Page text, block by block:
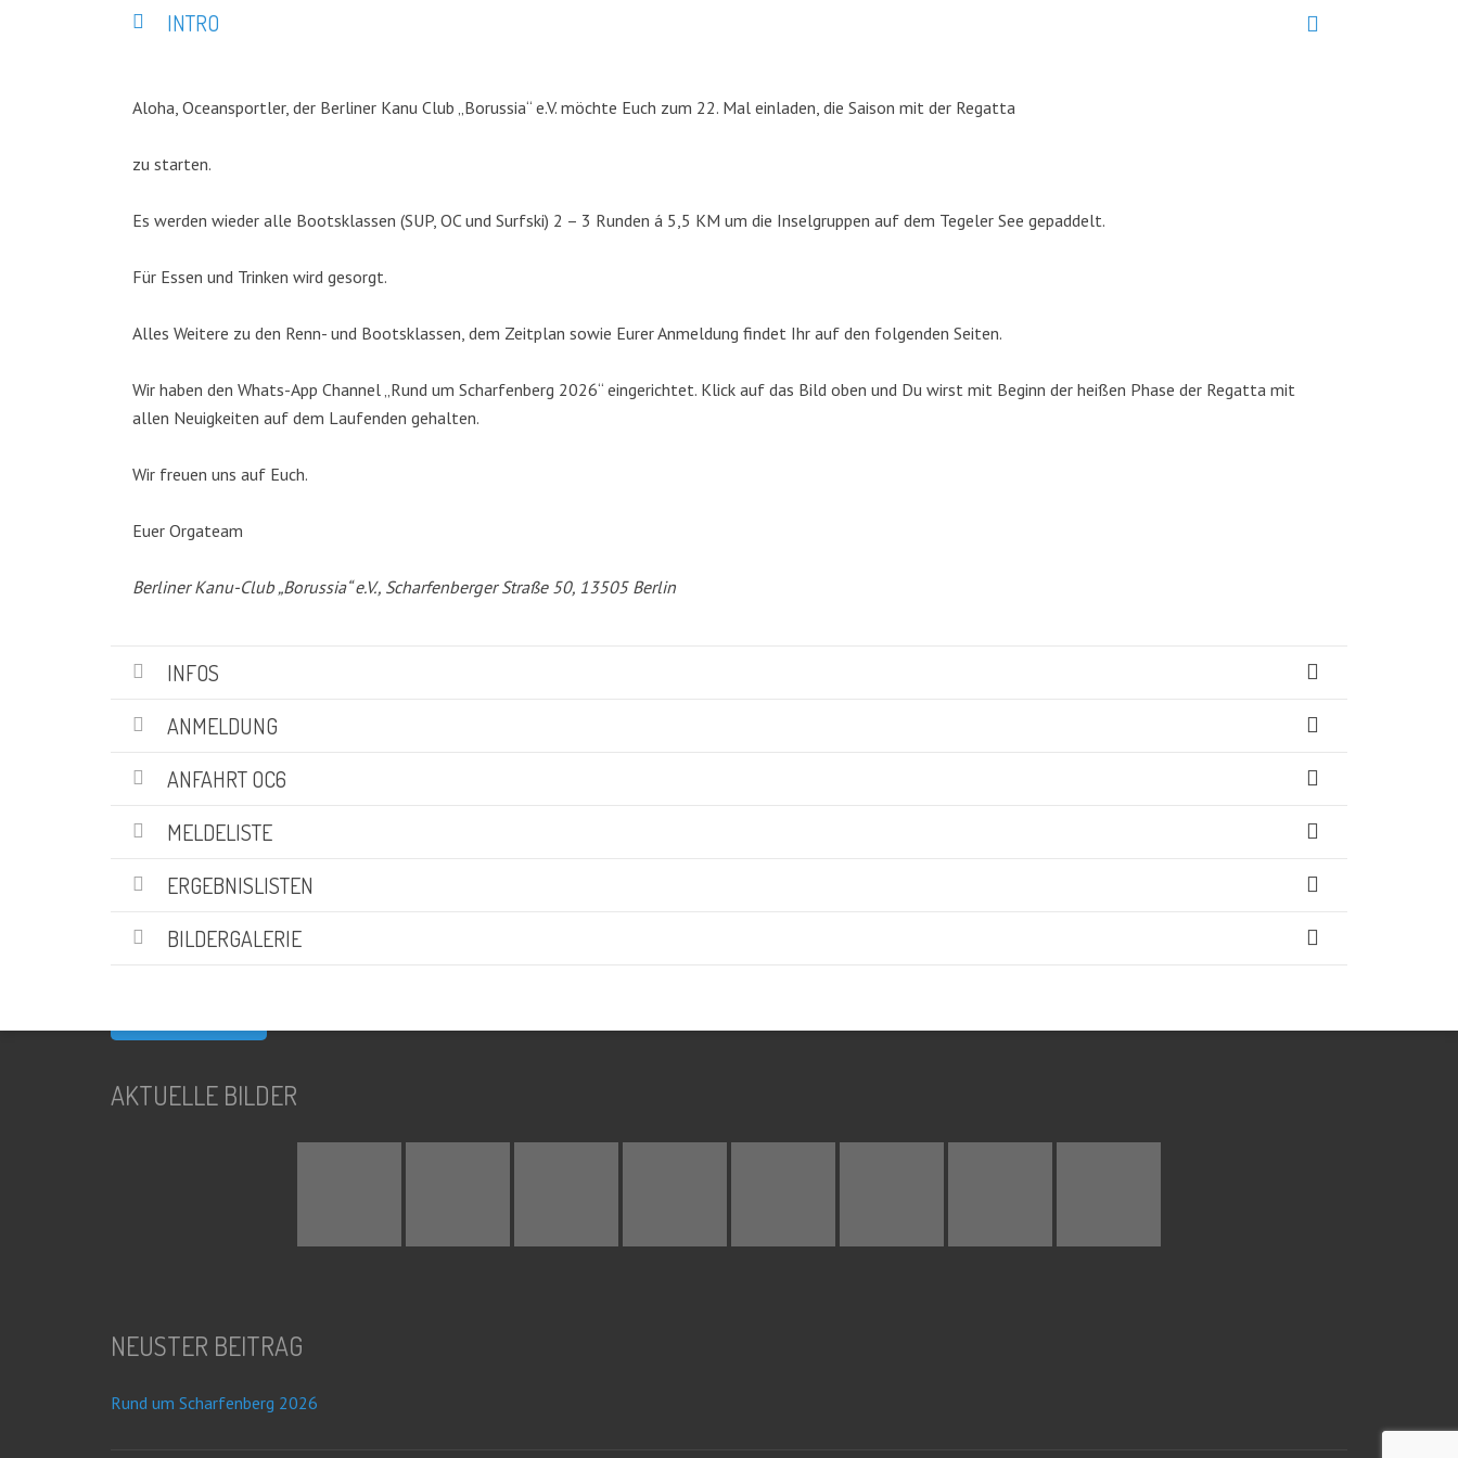
INTRO
Aloha, Oceansportler, der Berliner Kanu Club „Borussia“ e.V. möchte Euch zum 22. Mal einladen, die Saison mit der Regatta
zu starten.
Es werden wieder alle Bootsklassen (SUP, OC und Surfski) 2 – 3 Runden á 5,5 KM um die Inselgruppen auf dem Tegeler See gepaddelt.
Für Essen und Trinken wird gesorgt.
Alles Weitere zu den Renn- und Bootsklassen, dem Zeitplan sowie Eurer Anmeldung findet Ihr auf den folgenden Seiten.
Wir haben den Whats-App Channel „Rund um Scharfenberg 2026“ eingerichtet. Klick auf das Bild oben und Du wirst mit Beginn der heißen Phase der Regatta mit
allen Neuigkeiten auf dem Laufenden gehalten.
Wir freuen uns auf Euch.
Euer Orgateam
Berliner Kanu-Club „Borussia“ e.V., Scharfenberger Straße 50, 13505 Berlin
INFOS
ANMELDUNG
ANFAHRT OC6
MELDELISTE
ERGEBNISLISTEN
BILDERGALERIE
KATEGORIEN
Abteilungen (5)
Kanadier(6)
Kanu-Rennsport
Kids – Teens (10)
Social Marketing(1)
Wir über uns (19)
SUCHE
Suchen
AKTUELLE BILDER
NEUSTER BEITRAG
Rund um Scharfenberg 2026